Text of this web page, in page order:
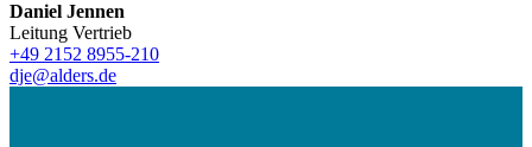
Daniel Jennen
Leitung Vertrieb
+49 2152 8955-210
dje@alders.de